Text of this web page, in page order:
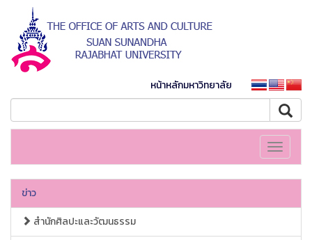
หน้าหลักมหาวิทยาลัย
Toggle
ข่าว
สำนักศิลปะและวัฒนธรรม